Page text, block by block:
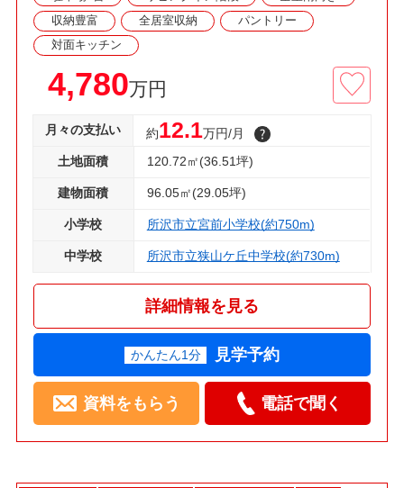
収納豊富
全居室収納
パントリー
対面キッチン
4,780万円
月々の支払い 約12.1万円/月
土地面積 120.72㎡(36.51坪)
建物面積 96.05㎡(29.05坪)
小学校 所沢市立宮前小学校(約750m)
中学校 所沢市立狭山ケ丘中学校(約730m)
詳細情報を見る
かんたん1分 見学予約
資料をもらう 電話で聞く